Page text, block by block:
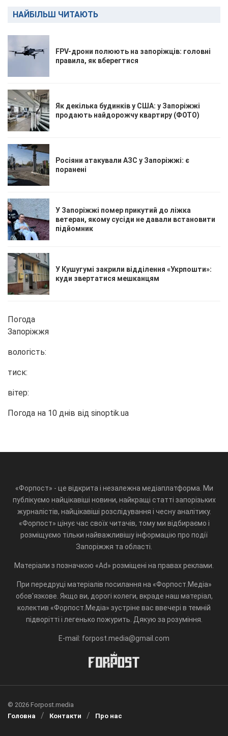
НАЙБІЛЬШ ЧИТАЮТЬ
FPV-дрони полюють на запоріжців: головні
правила, як вберегтися
Як декілька будинків у США: у Запоріжжі
продають найдорожчу квартиру (ФОТО)
Росіяни атакували АЗС у Запоріжжі: є
поранені
У Запоріжжі помер прикутий до ліжка
ветеран, якому сусіди не давали встановити
підйомник
У Кушугумі закрили відділення «Укрпошти»:
куди звертатися мешканцям
Погода
Запоріжжя
вологість:
тиск:
вітер:
Погода на 10 днів від sinoptik.ua
«Форпост» - це відкрита і незалежна медіаплатформа. Ми
публікуємо найцікавіші новини, найкращі статті запорізьких
журналістів, найцікавіші розслідування і чесну аналітику.
«Форпост» цінує час своїх читачів, тому ми відбираємо і
розміщуємо тільки найважливішу інформацію про події
Запоріжжя та області.
Матеріали з позначкою «Ad» розміщені на правах реклами.
При передруці матеріалів посилання на «Форпост.Медіа»
обов'язкове. Якщо ви, дорогі колеги, вкраде наш матеріал,
колектив «Форпост.Медіа» зустріне вас ввечері в темній
підворітті і легенько пожурить. Дякую за розуміння.
E-mail: forpost.media@gmail.com
© 2026 Forpost.media
Головна
Контакти Про нас